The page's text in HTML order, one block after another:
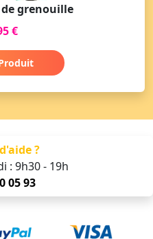
grenouille
€
?
: 9h30 - 19h
05 93